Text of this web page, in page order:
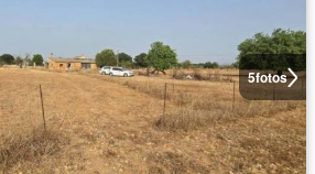
5fotos